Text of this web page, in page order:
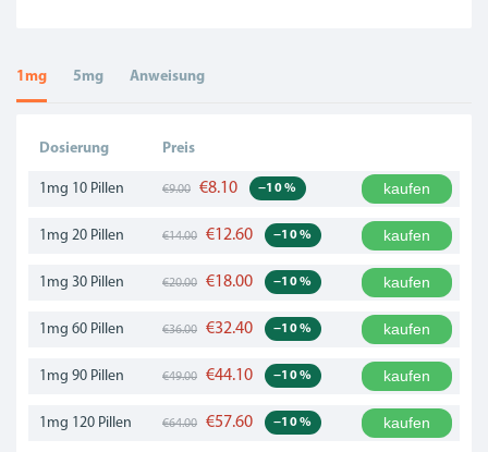
1mg 5mg Anweisung
Dosierung Preis
1mg 10 Pillen €9.00 €8.10 −10 % kaufen
1mg 20 Pillen €14.00 €12.60 −10 % kaufen
1mg 30 Pillen €20.00 €18.00 −10 % kaufen
1mg 60 Pillen €36.00 €32.40 −10 % kaufen
1mg 90 Pillen €49.00 €44.10 −10 % kaufen
1mg 120 Pillen €64.00 €57.60 −10 % kaufen